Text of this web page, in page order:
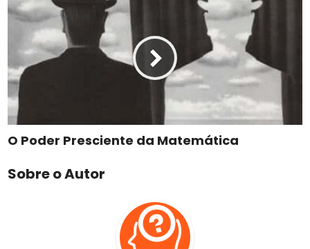
O Poder Presciente da Matemática
Sobre o Autor